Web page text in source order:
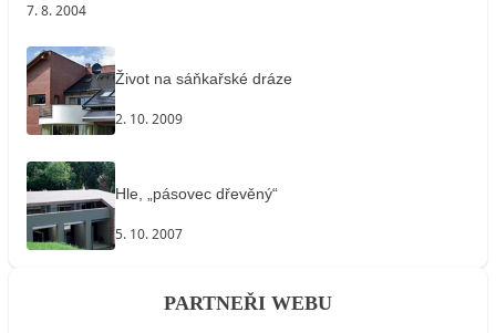
7. 8. 2004
Život na sáňkařské dráze
2. 10. 2009
Hle, „pásovec dřevěný“
5. 10. 2007
PARTNEŘI WEBU